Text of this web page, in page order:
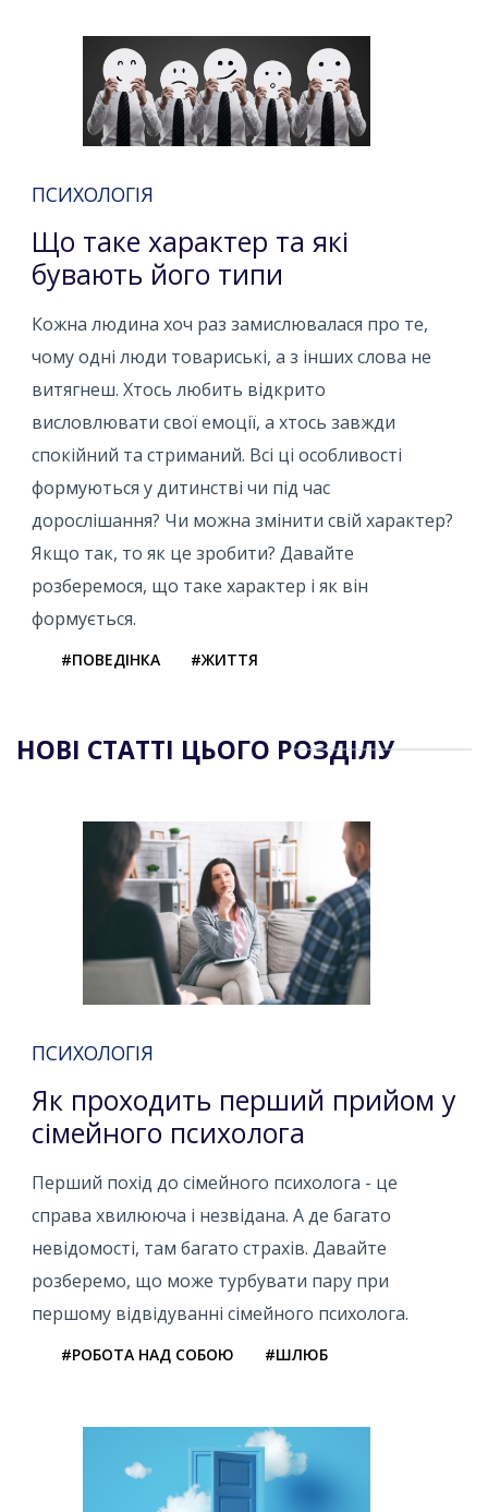
ПСИХОЛОГІЯ
Що таке характер та які
бувають його типи
Кожна людина хоч раз замислювалася про те,
чому одні люди товариські, а з інших слова не
витягнеш. Хтось любить відкрито
висловлювати свої емоції, а хтось завжди
спокійний та стриманий. Всі ці особливості
формуються у дитинстві чи під час
дорослішання? Чи можна змінити свій характер?
Якщо так, то як це зробити? Давайте
розберемося, що таке характер і як він
формується.
#ПОВЕДІНКА #ЖИТТЯ
НОВІ СТАТТІ ЦЬОГО РОЗДІЛУ
ПСИХОЛОГІЯ
Як проходить перший прийом у
сімейного психолога
Перший похід до сімейного психолога - це
справа хвилююча і незвідана. А де багато
невідомості, там багато страхів. Давайте
розберемо, що може турбувати пару при
першому відвідуванні сімейного психолога.
#РОБОТА НАД СОБОЮ #ШЛЮБ